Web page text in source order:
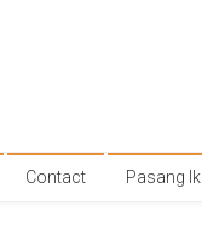
Contact Pasang